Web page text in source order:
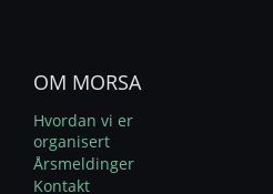
OM MORSA
Hvordan vi er
organisert
Årsmeldinger
Kontakt